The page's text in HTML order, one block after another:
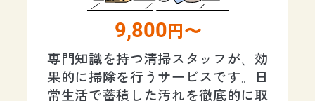
9,800 円〜
専門知識を持つ清掃スタッフが、効
果的に掃除を行うサービスです。日
常生活で蓄積した汚れを徹底的に取